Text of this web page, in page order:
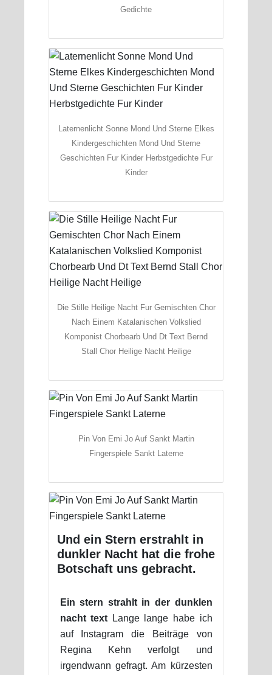
Gedichte
Laternenlicht Sonne Mond Und Sterne Elkes
Kindergeschichten Mond Und Sterne
Geschichten Fur Kinder Herbstgedichte Fur
Kinder
Die Stille Heilige Nacht Fur Gemischten Chor
Nach Einem Katalanischen Volkslied
Komponist Chorbearb Und Dt Text Bernd
Stall Chor Heilige Nacht Heilige
Pin Von Emi Jo Auf Sankt Martin
Fingerspiele Sankt Laterne
Und ein Stern erstrahlt in
dunkler Nacht hat die frohe
Botschaft uns gebracht.
Ein stern strahlt in der dunklen
nacht text Lange lange habe ich
auf Instagram die Beiträge von
Regina Kehn verfolgt und
irgendwann gefragt. Am kürzesten